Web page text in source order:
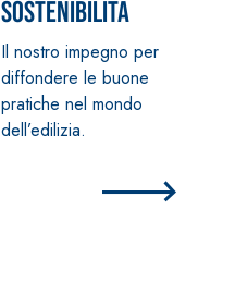
Sostenibilità
Il nostro impegno per
diffondere le buone
pratiche nel mondo
dell’edilizia.